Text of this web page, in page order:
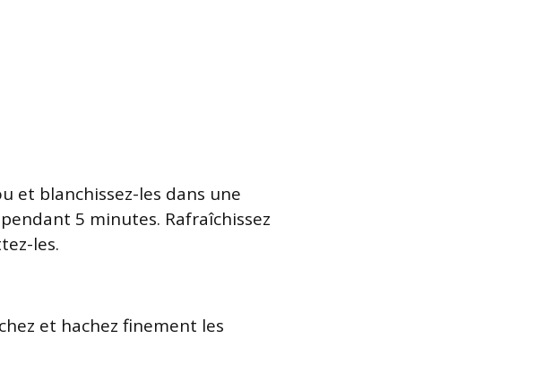
et blanchissez-les dans une
5 minutes. Rafraîchissez
les.
et hachez finement les